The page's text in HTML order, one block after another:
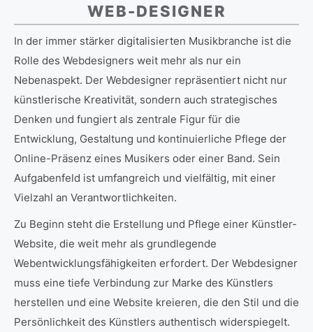
WEB-DESIGNER
In der immer stärker digitalisierten Musikbranche ist die
Rolle des Webdesigners weit mehr als nur ein
Nebenaspekt. Der Webdesigner repräsentiert nicht nur
künstlerische Kreativität, sondern auch strategisches
Denken und fungiert als zentrale Figur für die
Entwicklung, Gestaltung und kontinuierliche Pflege der
Online-Präsenz eines Musikers oder einer Band. Sein
Aufgabenfeld ist umfangreich und vielfältig, mit einer
Vielzahl an Verantwortlichkeiten.
Zu Beginn steht die Erstellung und Pflege einer Künstler-
Website, die weit mehr als grundlegende
Webentwicklungsfähigkeiten erfordert. Der Webdesigner
muss eine tiefe Verbindung zur Marke des Künstlers
herstellen und eine Website kreieren, die den Stil und die
Persönlichkeit des Künstlers authentisch widerspiegelt.